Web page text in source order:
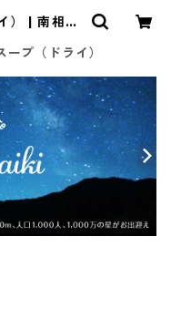
） | 南相木
ープ（ドライ）